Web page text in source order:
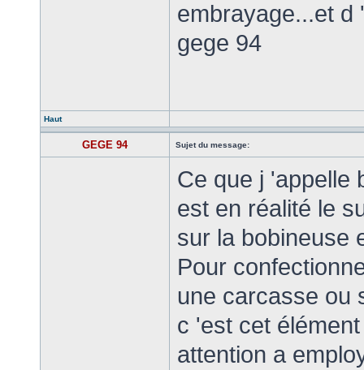
embrayage...et d
gege 94
Haut
GEGE 94 Sujet du message:
Ce que j 'appelle
est en réalité le
sur la bobineuse
Pour
une carcasse ou
c 'est cet
attention a